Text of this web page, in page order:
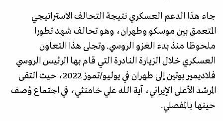
جاء هذا الدعم العسكري نتيجة التحالف الاستراتيجي
المتعمق بين موسكو وطهران، وهو تحالف شهد تطورا
ملحوظا منذ بدء الغزو الروسي. وتجلى هذا التعاون
العسكري خلال الزيارة النادرة التي قام بها الرئيس الروسي
فلاديمير بوتين إلى طهران في يوليو/تموز 2022، حيث التقى
المرشد الأعلى الإيراني، آية الله علي خامنئي، في اجتماع وُصف
حينها بالمفصلي.